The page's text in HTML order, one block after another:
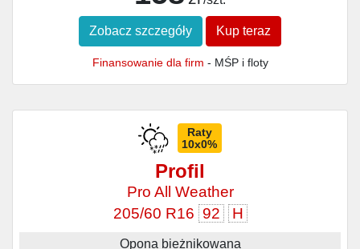
Zobacz szczegóły Kup teraz
Finansowanie dla firm - MŚP i floty
Raty
10x0%
Profil
Pro All Weather
205/60 R16 92 H
Opona bieżnikowana